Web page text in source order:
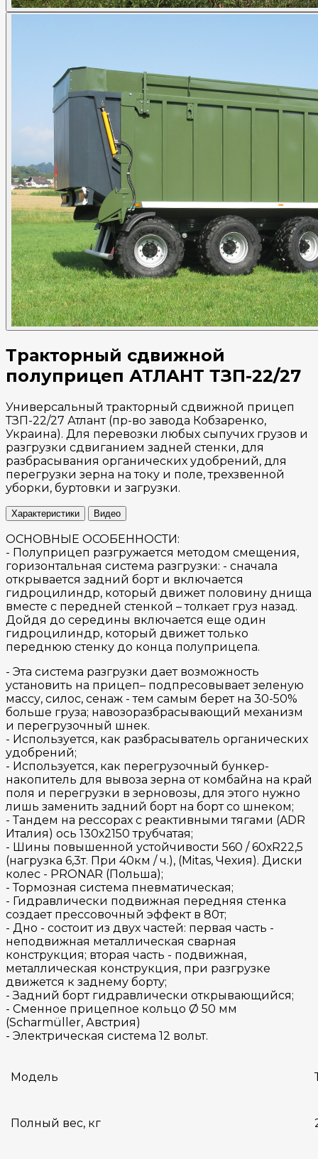
Тракторный сдвижной
полуприцеп АТЛАНТ ТЗП-22/27
Универсальный тракторный сдвижной прицеп
ТЗП-22/27 Атлант (пр-во завода Кобзаренко,
Украина). Для перевозки любых сыпучих грузов и
разгрузки сдвиганием задней стенки, для
разбрасывания органических удобрений, для
перегрузки зерна на току и поле, трехзвенной
уборки, буртовки и загрузки.
Характеристики Видео
ОСНОВНЫЕ ОСОБЕННОСТИ:
- Полуприцеп разгружается методом смещения,
горизонтальная система разгрузки: - сначала
открывается задний борт и включается
гидроцилиндр, который движет половину днища
вместе с передней стенкой – толкает груз назад.
Дойдя до середины включается еще один
гидроцилиндр, который движет только
переднюю стенку до конца полуприцепа.
- Эта система разгрузки дает возможность
установить на прицеп– подпресовывает зеленую
массу, силос, сенаж - тем самым берет на 30-50%
больше груза; навозоразбрасывающий механизм
и перегрузочный шнек.
- Используется, как разбрасыватель органических
удобрений;
- Используется, как перегрузочный бункер-
накопитель для вывоза зерна от комбайна на край
поля и перегрузки в зерновозы, для этого нужно
лишь заменить задний борт на борт со шнеком;
- Тандем на рессорах с реактивными тягами (ADR
Италия) ось 130х2150 трубчатая;
- Шины повышенной устойчивости 560 / 60хR22,5
(нагрузка 6,3т. При 40км / ч.), (Mitas, Чехия). Диски
колес - PRONAR (Польша);
- Тормозная система пневматическая;
- Гидравлически подвижная передняя стенка
создает прессовочный эффект в 80т;
- Дно - состоит из двух частей: первая часть -
неподвижная металлическая сварная
конструкция; вторая часть - подвижная,
металлическая конструкция, при разгрузке
движется к заднему борту;
- Задний борт гидравлически открывающийся;
- Сменное прицепное кольцо Ø 50 мм
(Scharmüller, Австрия)
- Электрическая система 12 вольт.
Модель
Полный вес, кг